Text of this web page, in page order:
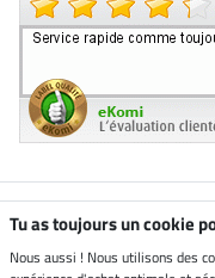
Boutique climatiquement
neutre
Tu as toujours un cookie
Nous aussi ! Nous utilisons des